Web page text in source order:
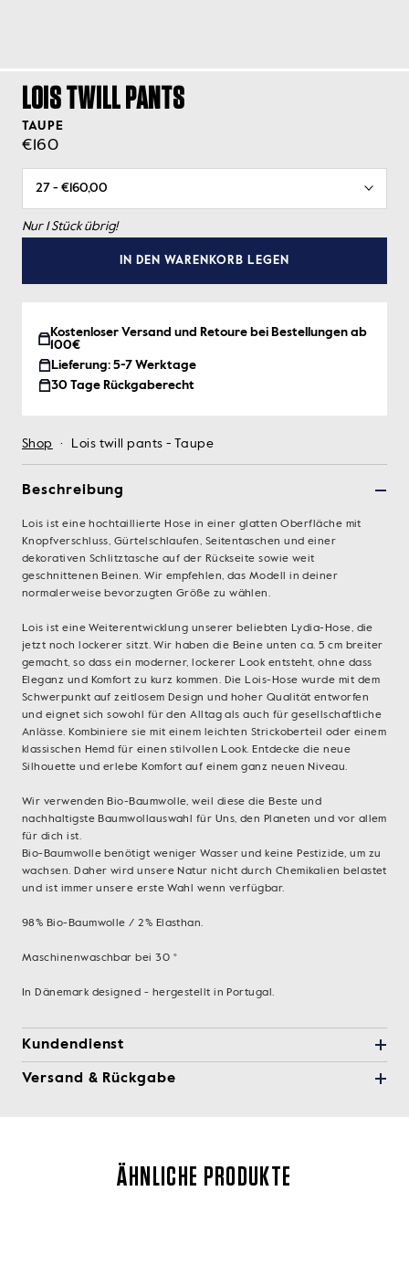
LOIS TWILL PANTS
TAUPE
€160
Nur 1 Stück übrig!
IN DEN WARENKORB LEGEN
Kostenloser Versand und Retoure bei Bestellungen ab
100€
Lieferung: 5-7 Werktage
30 Tage Rückgaberecht
Shop · Lois twill pants - Taupe
Beschreibung
Lois ist eine hochtaillierte Hose in einer glatten Oberfläche mit
Knopfverschluss, Gürtelschlaufen, Seitentaschen und einer
dekorativen Schlitztasche auf der Rückseite sowie weit
geschnittenen Beinen. Wir empfehlen, das Modell in deiner
normalerweise bevorzugten Größe zu wählen.
Lois ist eine Weiterentwicklung unserer beliebten Lydia-Hose, die
jetzt noch lockerer sitzt. Wir haben die Beine unten ca. 5 cm breiter
gemacht, so dass ein moderner, lockerer Look entsteht, ohne dass
Eleganz und Komfort zu kurz kommen. Die Lois-Hose wurde mit dem
Schwerpunkt auf zeitlosem Design und hoher Qualität entworfen
und eignet sich sowohl für den Alltag als auch für gesellschaftliche
Anlässe. Kombiniere sie mit einem leichten Strickoberteil oder einem
klassischen Hemd für einen stilvollen Look. Entdecke die neue
Silhouette und erlebe Komfort auf einem ganz neuen Niveau.
Wir verwenden Bio-Baumwolle, weil diese die Beste und
nachhaltigste Baumwollauswahl für Uns, den Planeten und vor allem
für dich ist.
Bio-Baumwolle benötigt weniger Wasser und keine Pestizide, um zu
wachsen. Daher wird unsere Natur nicht durch Chemikalien belastet
und ist immer unsere erste Wahl wenn verfügbar.
98% Bio-Baumwolle / 2% Elasthan.
Maschinenwaschbar bei 30 °
In Dänemark designed - hergestellt in Portugal.
Kundendienst
Versand & Rückgabe
ÄHNLICHE PRODUKTE